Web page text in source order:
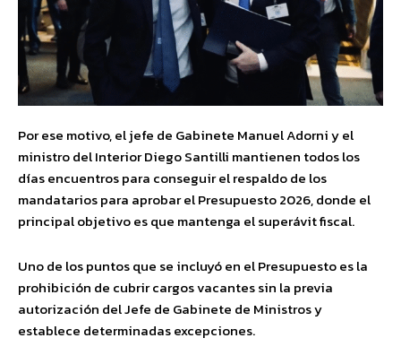
Por ese motivo, el jefe de Gabinete Manuel Adorni y el
ministro del Interior Diego Santilli mantienen todos los
días encuentros para conseguir el respaldo de los
mandatarios para aprobar el Presupuesto 2026, donde el
principal objetivo es que mantenga el superávit fiscal.
Uno de los puntos que se incluyó en el Presupuesto es la
prohibición de cubrir cargos vacantes sin la previa
autorización del Jefe de Gabinete de Ministros y
establece determinadas excepciones.